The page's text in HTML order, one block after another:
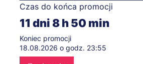
Czas do końca promocji
11 dni 8h50 min
Koniec promocji
18.08.2026 o godz. 23:55